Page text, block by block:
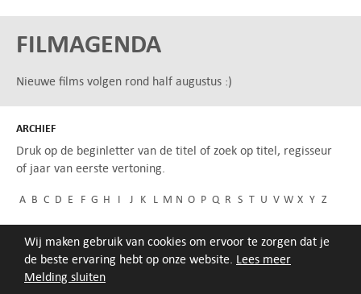
Melding sluiten
Wij maken gebruik van cookies om ervoor te zorgen dat je
de beste ervaring hebt op onze website. Lees meer
FILMAGENDA
Nieuwe films volgen rond half augustus :)
ARCHIEF
Druk op de beginletter van de titel of zoek op titel, regisseur
of jaar van eerste vertoning.
A B C D E F G H I J K L M N O P Q R S T U V W X Y Z